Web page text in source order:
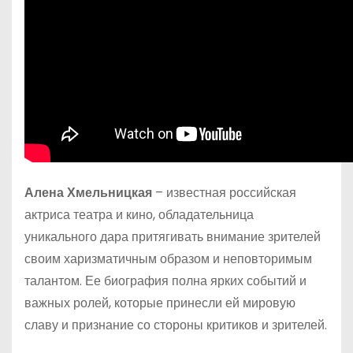
Алена Хмельницкая – известная российская
актриса театра и кино, обладательница
уникального дара притягивать внимание зрителей
своим харизматичным образом и неповторимым
талантом. Ее биография полна ярких событий и
важных ролей, которые принесли ей мировую
славу и признание со стороны критиков и зрителей.